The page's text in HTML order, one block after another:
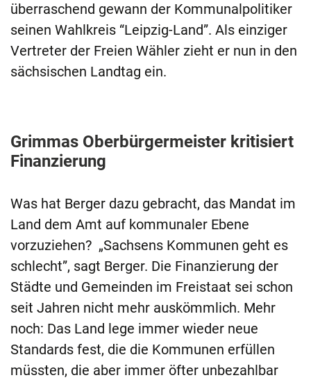
überraschend gewann der Kommunalpolitiker
seinen Wahlkreis “Leipzig-Land”. Als einziger
Vertreter der Freien Wähler zieht er nun in den
sächsischen Landtag ein.
Grimmas Oberbürgermeister kritisiert
Finanzierung
Was hat Berger dazu gebracht, das Mandat im
Land dem Amt auf kommunaler Ebene
vorzuziehen? „Sachsens Kommunen geht es
schlecht”, sagt Berger. Die Finanzierung der
Städte und Gemeinden im Freistaat sei schon
seit Jahren nicht mehr auskömmlich. Mehr
noch: Das Land lege immer wieder neue
Standards fest, die die Kommunen erfüllen
müssten, die aber immer öfter unbezahlbar